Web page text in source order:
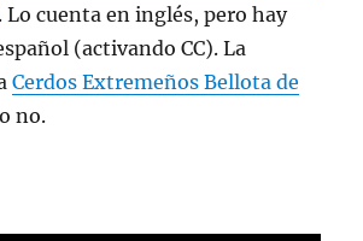
. Lo cuenta en inglés, pero hay
(activando CC). La
Cerdos Extremeños Bellota de
no.